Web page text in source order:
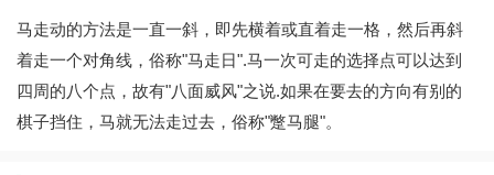
马走动的方法是一直一斜，即先横着或直着走一格，然后再斜
着走一个对角线，俗称"马走日".马一次可走的选择点可以达到
四周的八个点，故有"八面威风"之说.如果在要去的方向有别的
棋子挡住，马就无法走过去，俗称"蹩马腿"。